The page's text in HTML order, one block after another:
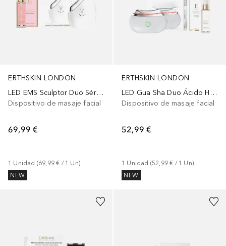
ERTHSKIN LONDON
LED EMS Sculptor Duo Sérum EGF
Dispositivo de masaje facial
69,99 €
1 Unidad (69,99 € / 1 Un)
NEW
ERTHSKIN LONDON
LED Gua Sha Duo Ácido Hialurónico Colágeno
Dispositivo de masaje facial
52,99 €
1 Unidad (52,99 € / 1 Un)
NEW